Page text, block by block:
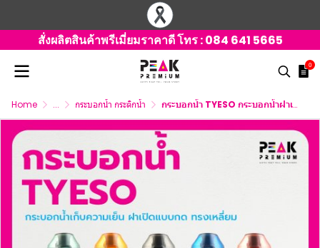
สั่งผลิตสินค้าพรีเมี่ยมราคาดี โทร :084 641 5665
0
Home ... กระบอกน้ำ กระติกน้ำ กระบอกน้ำ TYESO กระบอกน้ำฝาเปิดแบบกด ทรงเหลี่ยม 600 ml.